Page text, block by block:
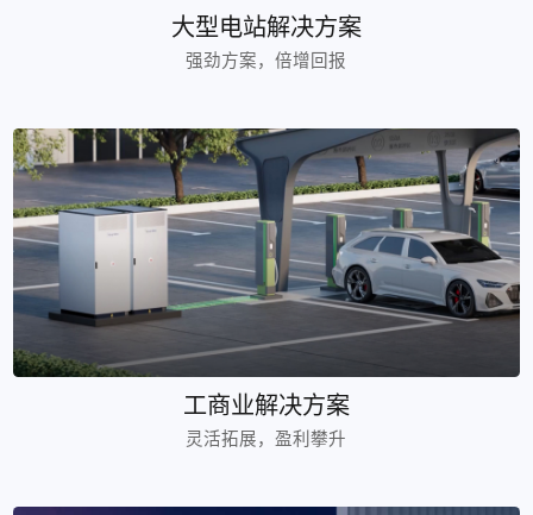
大型电站解决方案
强劲方案，倍增回报
工商业解决方案
灵活拓展，盈利攀升